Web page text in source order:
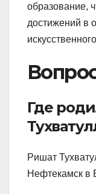
образование,
достижений в
Где
Ришат
Нефтекамск в